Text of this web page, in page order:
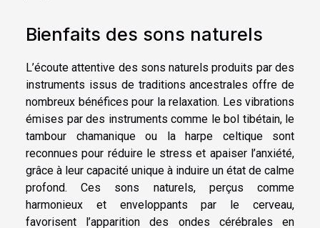
Bienfaits des sons naturels
L’écoute attentive des sons naturels produits par des
instruments issus de traditions ancestrales offre de
nombreux bénéfices pour la relaxation. Les vibrations
émises par des instruments comme le bol tibétain, le
tambour chamanique ou la harpe celtique sont
reconnues pour réduire le stress et apaiser l’anxiété,
grâce à leur capacité unique à induire un état de calme
profond. Ces sons naturels, perçus comme
harmonieux et enveloppants par le cerveau,
favorisent l’apparition des ondes cérébrales en